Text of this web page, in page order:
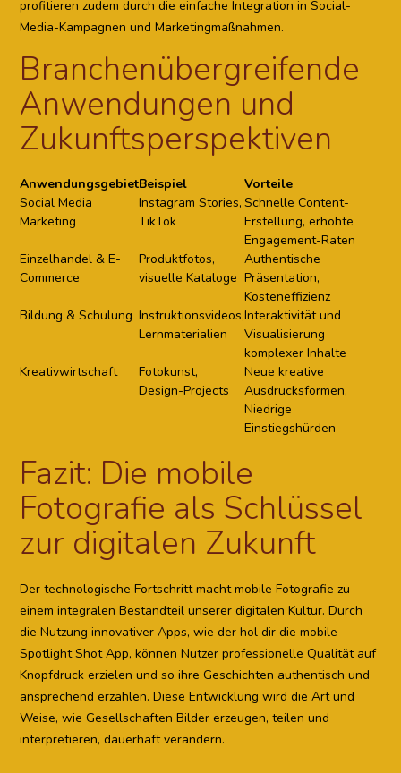
profitieren zudem durch die einfache Integration in Social-
Media-Kampagnen und Marketingmaßnahmen.
Branchenübergreifende
Anwendungen und
Zukunftsperspektiven
AnwendungsgebietBeispiel
Vorteile
Social Media
Marketing
Instagram Stories,
TikTok
Schnelle Content-
Erstellung, erhöhte
Engagement-Raten
Einzelhandel & E-
Commerce
Produktfotos,
visuelle Kataloge
Authentische
Präsentation,
Kosteneffizienz
Bildung & Schulung Instruktionsvideos,
Lernmaterialien
Interaktivität und
Visualisierung
komplexer Inhalte
Kreativwirtschaft
Fotokunst,
Design-Projects
Neue kreative
Ausdrucksformen,
Niedrige
Einstiegshürden
Fazit: Die mobile
Fotografie als Schlüssel
zur digitalen Zukunft
Der technologische Fortschritt macht mobile Fotografie zu
einem integralen Bestandteil unserer digitalen Kultur. Durch
die Nutzung innovativer Apps, wie der hol dir die mobile
Spotlight Shot App, können Nutzer professionelle Qualität auf
Knopfdruck erzielen und so ihre Geschichten authentisch und
ansprechend erzählen. Diese Entwicklung wird die Art und
Weise, wie Gesellschaften Bilder erzeugen, teilen und
interpretieren, dauerhaft verändern.